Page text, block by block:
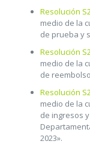
Resolución
medio de la
de prueba y
Resolución
medio de la
de
Resolución
medio de la
de ingresos
2023».